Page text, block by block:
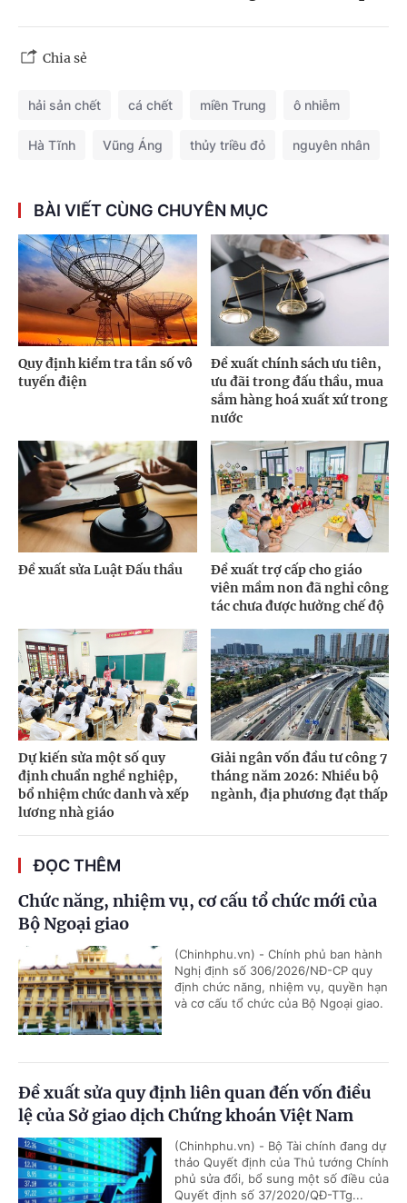
Chia sẻ
hải sản chết cá chết miền Trung ô nhiễm
Hà Tĩnh Vũng Áng thủy triều đỏ nguyên nhân
BÀI VIẾT CÙNG CHUYÊN MỤC
Quy định kiểm tra tần số vô
tuyến điện
Đề xuất chính sách ưu tiên,
ưu đãi trong đấu thầu, mua
sắm hàng hoá xuất xứ trong
nước
Đề xuất sửa Luật Đấu thầu
Đề xuất trợ cấp cho giáo
viên mầm non đã nghỉ công
tác chưa được hưởng chế độ
Dự kiến sửa một số quy
định chuẩn nghề nghiệp,
bổ nhiệm chức danh và xếp
lương nhà giáo
Giải ngân vốn đầu tư công 7
tháng năm 2026: Nhiều bộ
ngành, địa phương đạt thấp
ĐỌC THÊM
Chức năng, nhiệm vụ, cơ cấu tổ chức mới của
Bộ Ngoại giao
(Chinhphu.vn) - Chính phủ ban hành
Nghị định số 306/2026/NĐ-CP quy
định chức năng, nhiệm vụ, quyền hạn
và cơ cấu tổ chức của Bộ Ngoại giao.
Đề xuất sửa quy định liên quan đến vốn điều
lệ của Sở giao dịch Chứng khoán Việt Nam
(Chinhphu.vn) - Bộ Tài chính đang dự
thảo Quyết định của Thủ tướng Chính
phủ sửa đổi, bổ sung một số điều của
Quyết định số 37/2020/QĐ-TTg...